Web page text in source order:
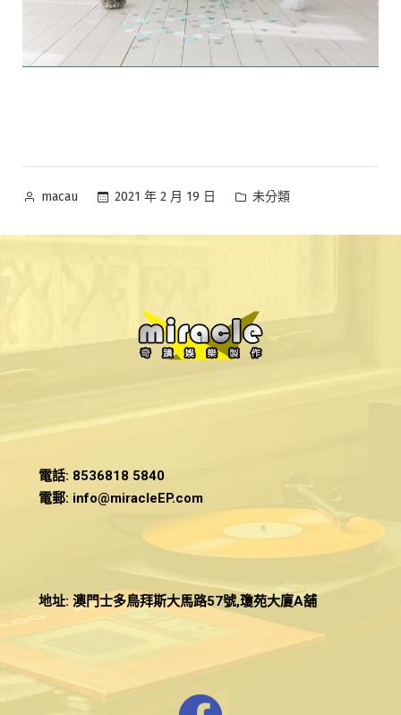
macau 2021 年 2 月 19 日 未分類
電話: 8536818 5840
電郵: info@miracleEP.com
地址: 澳門士多鳥拜斯大馬路57號,瓊苑大廈A舖